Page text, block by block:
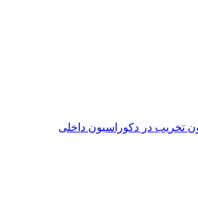
تخریب در دکوراسیون داخلی